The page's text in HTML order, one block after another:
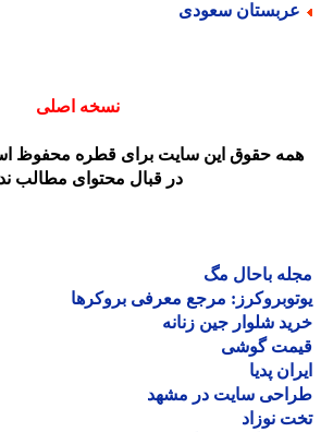
سعودی
نسخه اصلی
حقوق این سایت برای قطره محفوظ
در قبال محتوای مطالب ندارد.
باحال مگ
مرجع معرفی بروکرها
شلوار جین زنانه
گوشی
پدیا
سایت در مشهد
نوزاد